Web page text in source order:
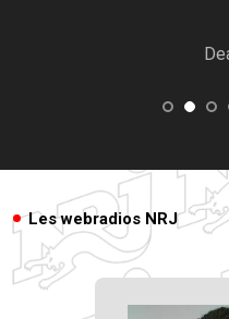
Les webradios NRJ